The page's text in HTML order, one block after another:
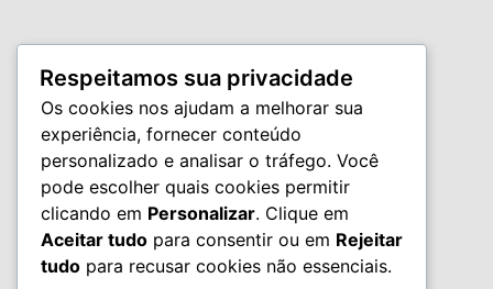
Respeitamos sua privacidade
Os cookies nos ajudam a melhorar sua
experiência, fornecer conteúdo
personalizado e analisar o tráfego. Você
pode escolher quais cookies permitir
clicando em Personalizar. Clique em
Aceitar tudo para consentir ou em Rejeitar
tudo para recusar cookies não essenciais.